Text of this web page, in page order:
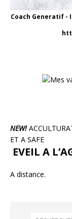
Coach Generatif -
NEW!
ET A SAFE
EVEIL A
A distance.